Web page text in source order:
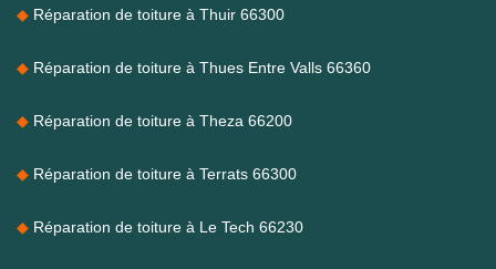
Réparation de toiture à Thuir 66300
Réparation de toiture à Thues Entre Valls 66360
Réparation de toiture à Theza 66200
Réparation de toiture à Terrats 66300
Réparation de toiture à Le Tech 66230